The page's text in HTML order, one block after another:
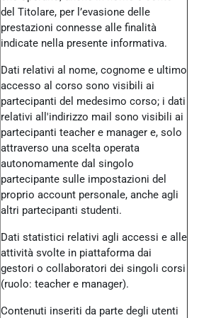
del Titolare, per l’evasione delle
prestazioni connesse alle finalità
indicate nella presente informativa.
Dati relativi al nome, cognome e ultimo
accesso al corso sono visibili ai
partecipanti del medesimo corso; i dati
relativi all'indirizzo mail sono visibili ai
partecipanti teacher e manager e, solo
attraverso una scelta operata
autonomamente dal singolo
partecipante sulle impostazioni del
proprio account personale, anche agli
altri partecipanti studenti.
Dati statistici relativi agli accessi e alle
attività svolte in piattaforma dai
gestori o collaboratori dei singoli corsi
(ruolo: teacher e manager).
Contenuti inseriti da parte degli utenti